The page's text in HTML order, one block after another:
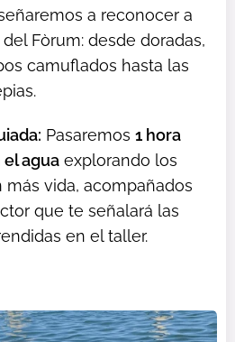
a reconocer a
Fòrum: desde doradas,
camuflados hasta las
Pasaremos 1 hora
agua explorando los
más vida, acompañados
que te señalará las
en el taller.